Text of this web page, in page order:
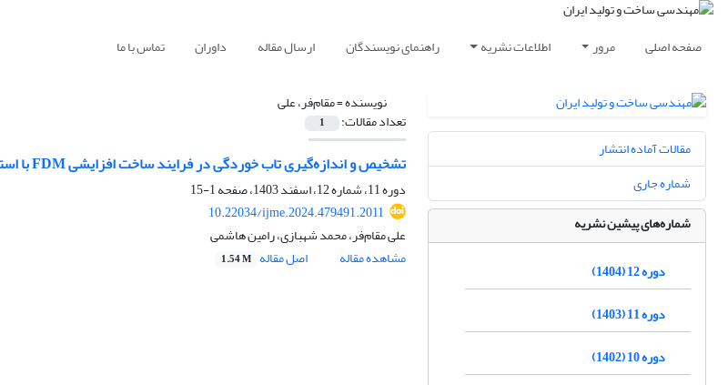
صفحه اصلی مرور اطلاعات نشریه راهنمای نویسندگان ارسال مقاله داوران تماس با ما
نویسنده =مقام‌فر، علی
تعداد مقالات: 1
تشخیص و اندازه‌گیری تاب خوردگی در فرایند ساخت افزایشی FDM با استفاده از هوش مصنوعی و بینایی ماشین
دوره 11، شماره 12، اسفند 1403، صفحه
1-15
10.22034/ijme.2024.479491.2011
علی مقام‌فر، محمد شهبازی، رامین هاشمی
مشاهده مقاله
اصل مقاله 1.54 M
مقالات آماده انتشار
شماره جاری
شماره‌های پیشین نشریه
دوره 12 (1404)
دوره 11 (1403)
دوره 10 (1402)